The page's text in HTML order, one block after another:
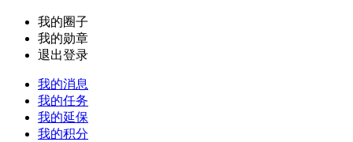
我的圈子
我的勋章
退出登录
我的消息
我的任务
我的延保
我的积分